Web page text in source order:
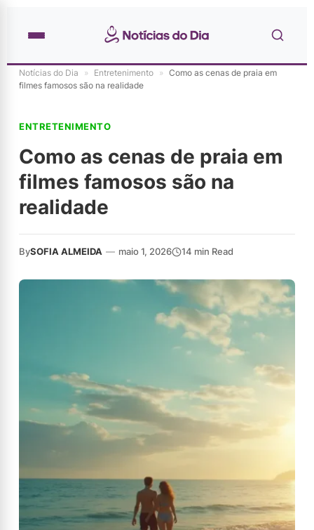
Notícias do Dia » Entretenimento » Como as cenas de praia em
filmes famosos são na realidade
ENTRETENIMENTO
Como as cenas de praia em
filmes famosos são na
realidade
BySOFIA ALMEIDA — maio 1, 2026 14 min Read